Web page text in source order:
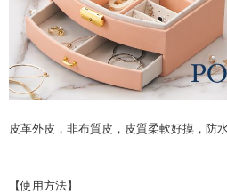
皮革外皮，非布質皮，皮質柔軟好摸，防
【使用方法】